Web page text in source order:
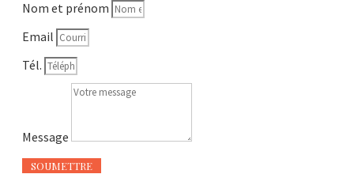
Nom et prénom
Email
Tél.
Message
SOUMETTRE